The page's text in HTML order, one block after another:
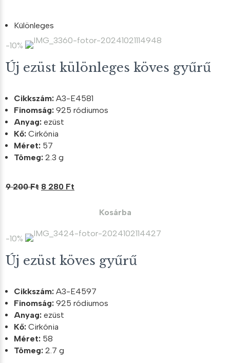
Különleges
-10%
Új ezüst különleges köves gyűrű
Cikkszám: A3-E4581
Finomság: 925 ródiumos
Anyag: ezüst
Kő: Cirkónia
Méret: 57
Tömeg: 2.3 g
9 200Ft Original
200 Ft.
8 280 Ft
280 Ft.
Kosárba
-10%
Új ezüst köves gyűrű
Cikkszám: A3-E4597
Finomság: 925 ródiumos
Anyag: ezüst
Kő: Cirkónia
Méret: 58
Tömeg: 2.7 g